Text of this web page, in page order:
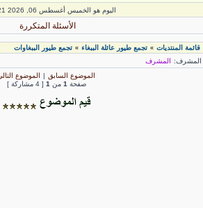
اليوم هو الخميس أغسطس 06, 2026 2:21 am
الأسئلة المتكررة
قائمة المنتديات» تجمع طيور عائلة الببغاء» تجمع طيور الببغاوات
المشرف
الموضوع السابق| الموضوع التالي
صفحة1 من [ 4 مشاركة ]